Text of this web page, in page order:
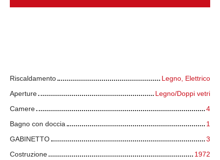
Riscaldamento
Legno, Elettrico
Aperture
Legno/Doppi vetri
Camere
4
Bagno con doccia
1
GABINETTO
3
Costruzione
1972